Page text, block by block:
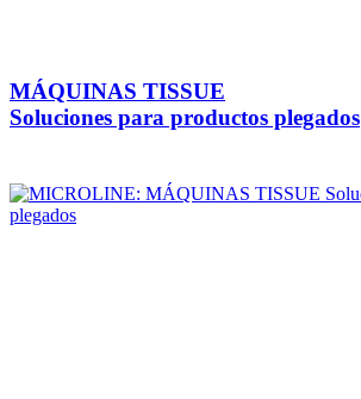
MÁQUINAS TISSUE
Soluciones para productos plegados